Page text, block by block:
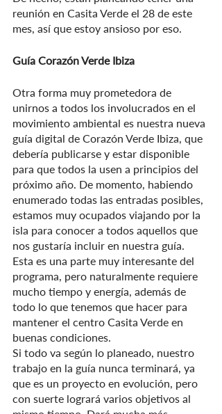
reunión en Casita Verde el 28 de este
mes, así que estoy ansioso por eso.
Guía Corazón Verde Ibiza
Otra forma muy prometedora de
unirnos a todos los involucrados en el
movimiento ambiental es nuestra nueva
guía digital de Corazón Verde Ibiza, que
debería publicarse y estar disponible
para que todos la usen a principios del
próximo año. De momento, habiendo
enumerado todas las entradas posibles,
estamos muy ocupados viajando por la
isla para conocer a todos aquellos que
nos gustaría incluir en nuestra guía.
Esta es una parte muy interesante del
programa, pero naturalmente requiere
mucho tiempo y energía, además de
todo lo que tenemos que hacer para
mantener el centro Casita Verde en
buenas condiciones.
Si todo va según lo planeado, nuestro
trabajo en la guía nunca terminará, ya
que es un proyecto en evolución, pero
con suerte logrará varios objetivos al